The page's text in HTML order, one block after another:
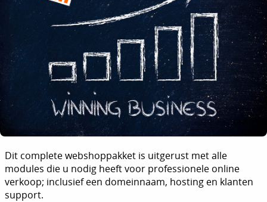
Dit complete webshoppakket is uitgerust met alle
modules die u nodig heeft voor professionele online
verkoop; inclusief een domeinnaam, hosting en klanten
support.